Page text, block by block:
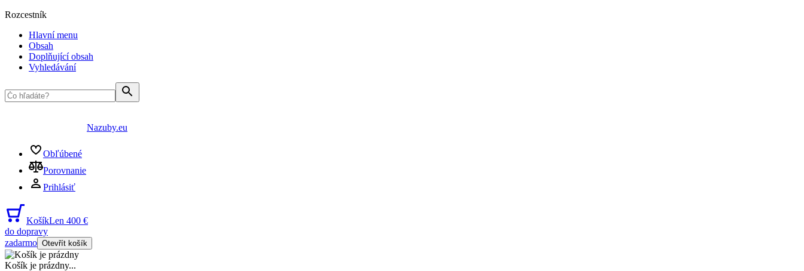
Rozcestník
Hlavní menu
Obsah
Doplňující obsah
Vyhledávání
Nazuby.eu
Obľúbené
Porovnanie
Prihlásiť
KošíkLen 400 €
do dopravy
zadarmo Otevřít košík
Košík je prázdny...